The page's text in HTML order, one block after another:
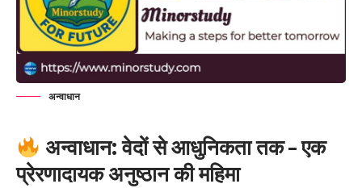
अन्वाधान
अन्वाधान: वेदों से आधुनिकता तक – एक
प्रेरणादायक अनुष्ठान की महिमा